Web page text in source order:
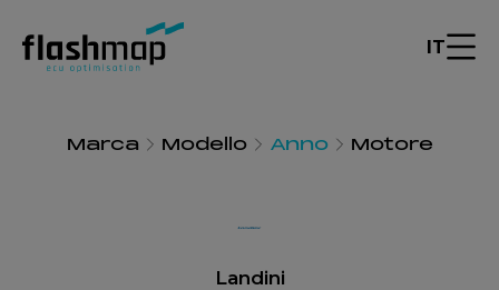
IT
Marca Modello Anno Motore
Landini